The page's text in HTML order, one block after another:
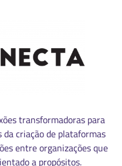
transformadoras para
criação de plataformas
entre organizações que
a propósitos.